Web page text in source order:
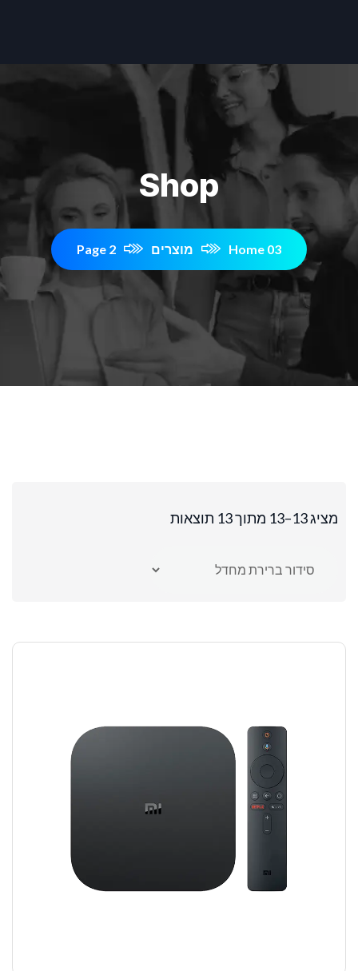
Shop
Home 03 מוצרים Page 2
מציג 13–13 מתוך 13 תוצאות